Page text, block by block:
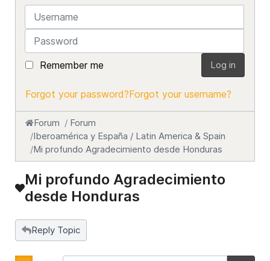
Username
Password
Remember me Log in
Forgot your password?Forgot your username?
Forum
Forum
Iberoamérica y España / Latin America & Spain
Mi profundo Agradecimiento desde Honduras
Mi profundo Agradecimiento
desde Honduras
Reply Topic